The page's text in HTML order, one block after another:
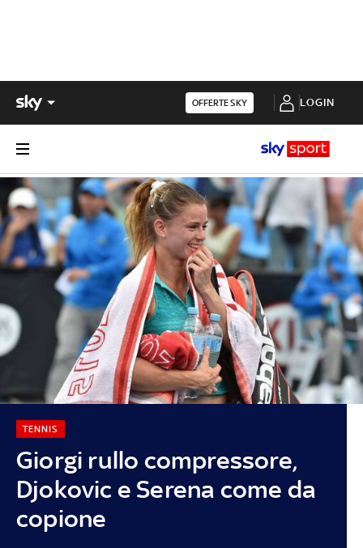
OFFERTE SKY LOGIN
Giorgi rullo compressore,
Djokovic e Serena come da
copione
TENNIS